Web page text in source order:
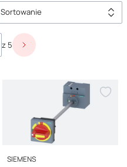
Sortowanie
z 5 Następne produkty
PRODUCENT
SIEMENS